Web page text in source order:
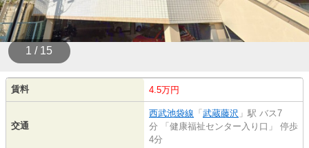
1 / 15
賃料 4.5万円
交通
西武池袋線 「 武蔵藤沢 」駅 バス7
分 「健康福祉センター入り口」 停歩
4分